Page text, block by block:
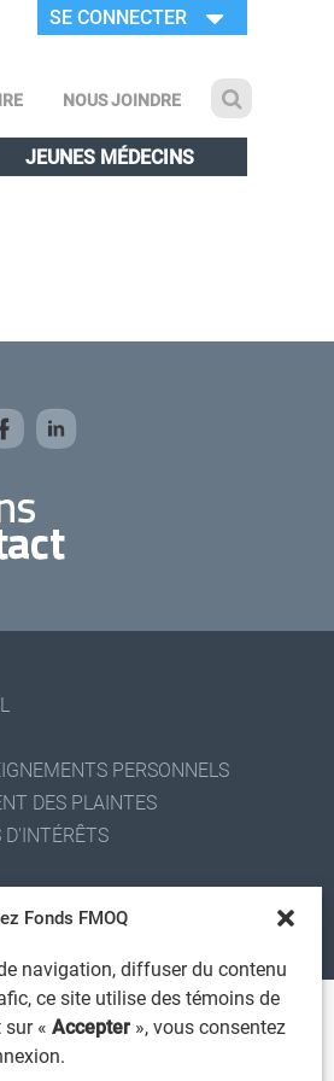
Fonds FMOQ
navigation, diffuser du contenu
ce site utilise des témoins de
« Accepter », vous consentez
SE CONNECTER
NOUS JOINDRE
JEUNES MÉDECINS
PERSONNELS
DES PLAINTES
D'INTÉRÊTS